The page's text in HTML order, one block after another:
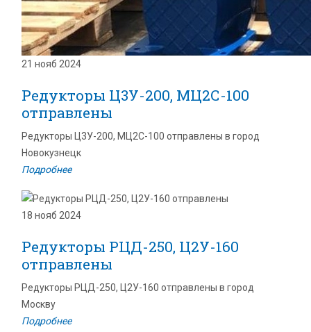
21 нояб 2024
Редукторы Ц3У-200, МЦ2С-100
отправлены
Редукторы Ц3У-200, МЦ2С-100 отправлены в город
Новокузнецк
Подробнее
18 нояб 2024
Редукторы РЦД-250, Ц2У-160
отправлены
Редукторы РЦД-250, Ц2У-160 отправлены в город
Москву
Подробнее